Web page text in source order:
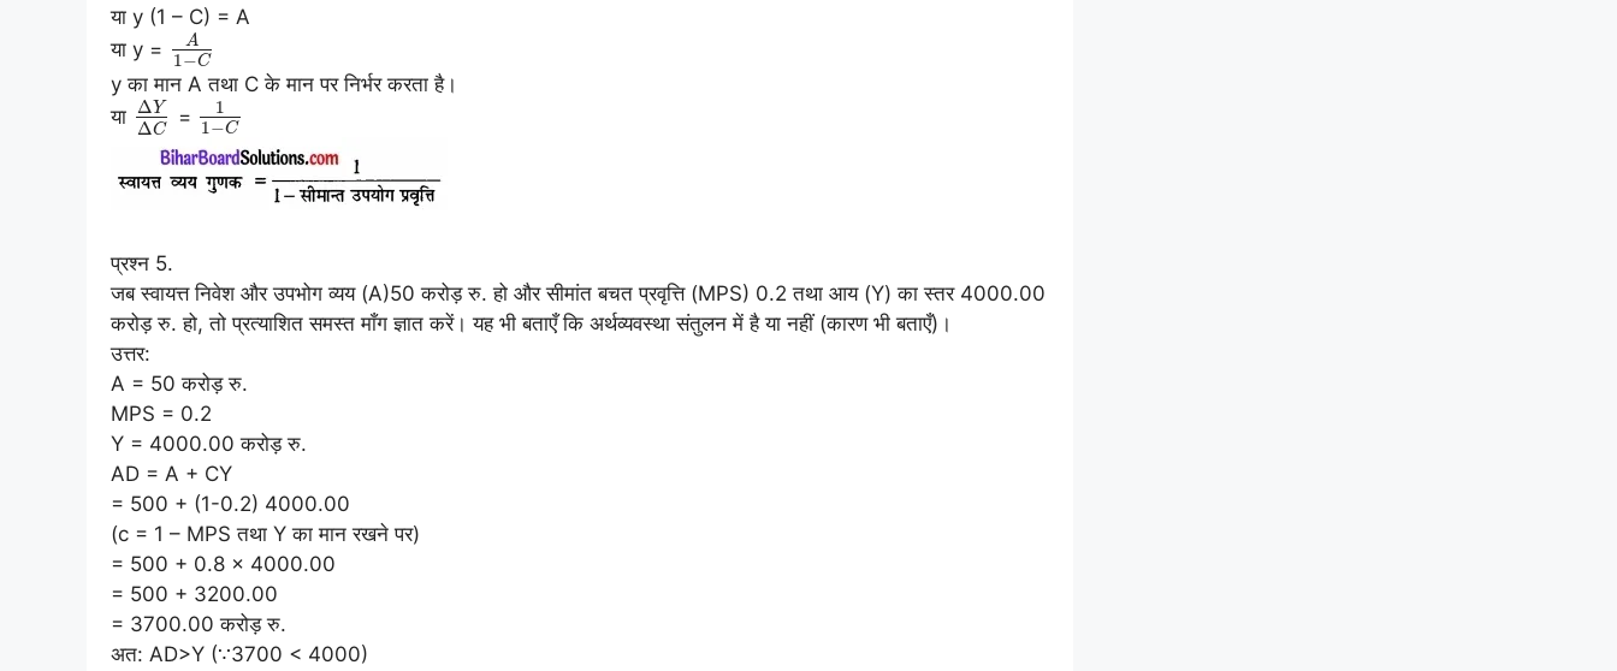
या y (1 – C) = A
या y =
A
1−C
y का मान A तथा C के मान पर निर्भर करता है।
या ΔY
ΔC
=
1
1−C
प्रश्न 5.
जब स्वायत्त निवेश और उपभोग व्यय (A)50 करोड़ रु. हो और सीमांत बचत प्रवृत्ति (MPS) 0.2 तथा आय (Y) का स्तर 4000.00
करोड़ रु. हो, तो प्रत्याशित समस्त माँग ज्ञात करें। यह भी बताएँ कि अर्थव्यवस्था संतुलन में है या नहीं (कारण भी बताएँ)।
उत्तर:
A = 50 करोड़ रु.
MPS = 0.2
Y = 4000.00 करोड़ रु.
AD = A + CY
= 500 + (1-0.2) 4000.00
(c = 1 – MPS तथा Y का मान रखने पर)
= 500 + 0.8 × 4000.00
= 500 + 3200.00
= 3700.00 करोड़ रु.
अत: AD>Y (∵3700 < 4000)